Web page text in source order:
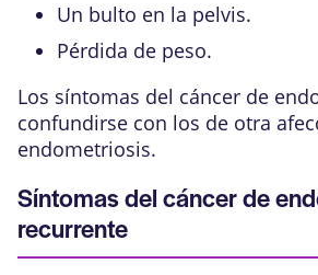
Un bulto en la pelvis.
Pérdida de peso.
Los síntomas del cáncer de
confundirse con los de otra
endometriosis.
Síntomas del cáncer de
recurrente